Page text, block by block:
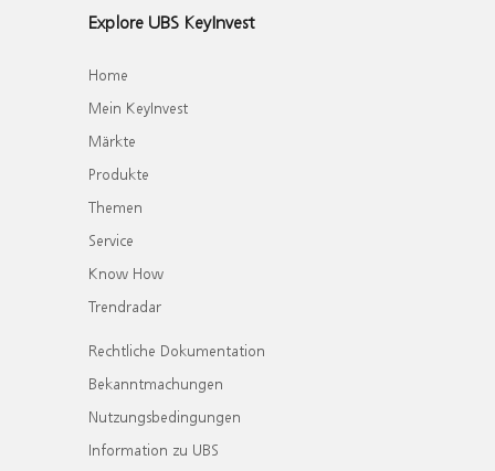
Explore UBS KeyInvest
Home
Mein KeyInvest
Märkte
Produkte
Themen
Service
Know How
Trendradar
Rechtliche Dokumentation
Bekanntmachungen
Nutzungsbedingungen
Information zu UBS